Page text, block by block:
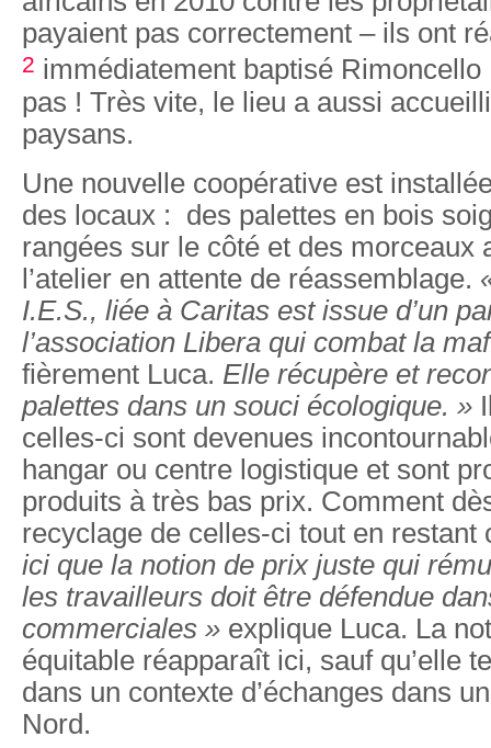
payaient pas correctement – ils ont
2 immédiatement baptisé Rimoncello
pas ! Très vite, le lieu a aussi
paysans.
Une nouvelle coopérative est
des locaux : des palettes en bois
rangées sur le côté et des morceaux
l’atelier en attente de réassemblage.
I.E.S., liée à Caritas est issue d’un
l’association Libera qui combat la
fièrement Luca. Elle récupère et
palettes dans un souci écologique. »
celles-ci sont devenues
hangar ou centre logistique et sont
produits à très bas prix. Comment
recyclage de celles-ci tout en
ici que la notion de prix juste qui
les travailleurs doit être défendue
commerciales » explique Luca. La
équitable réapparaît ici, sauf qu’elle
dans un contexte d’échanges dans
Nord.